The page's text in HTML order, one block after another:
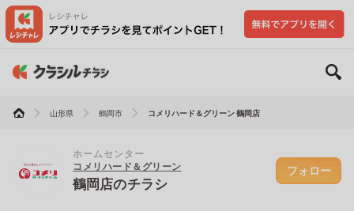
山形県 鶴岡市 コメリハード＆グリーン 鶴岡店
ホームセンター
コメリハード＆グリーン
鶴岡店のチラシ
フォロー